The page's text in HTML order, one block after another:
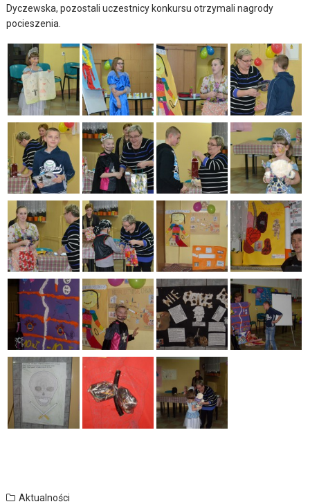
Dyczewska, pozostali uczestnicy konkursu otrzymali nagrody
pocieszenia.
Aktualności